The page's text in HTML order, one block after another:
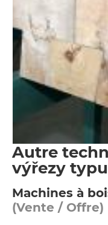
Autre
výřezy
Machines à
(Vente / Offre)